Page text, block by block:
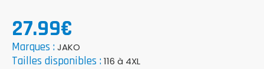
27.99€
Marques :JAKO
Tailles disponibles :116 à 4XL